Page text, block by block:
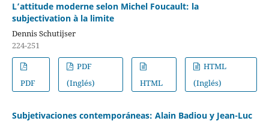
L’attitude moderne selon Michel Foucault: la
subjectivation à la limite
Dennis Schutijser
224-251
PDF
PDF
(Inglés)
HTML
HTML
(Inglés)
Subjetivaciones contemporáneas: Alain Badiou y Jean-Luc